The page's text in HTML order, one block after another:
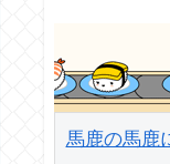
馬鹿の馬鹿